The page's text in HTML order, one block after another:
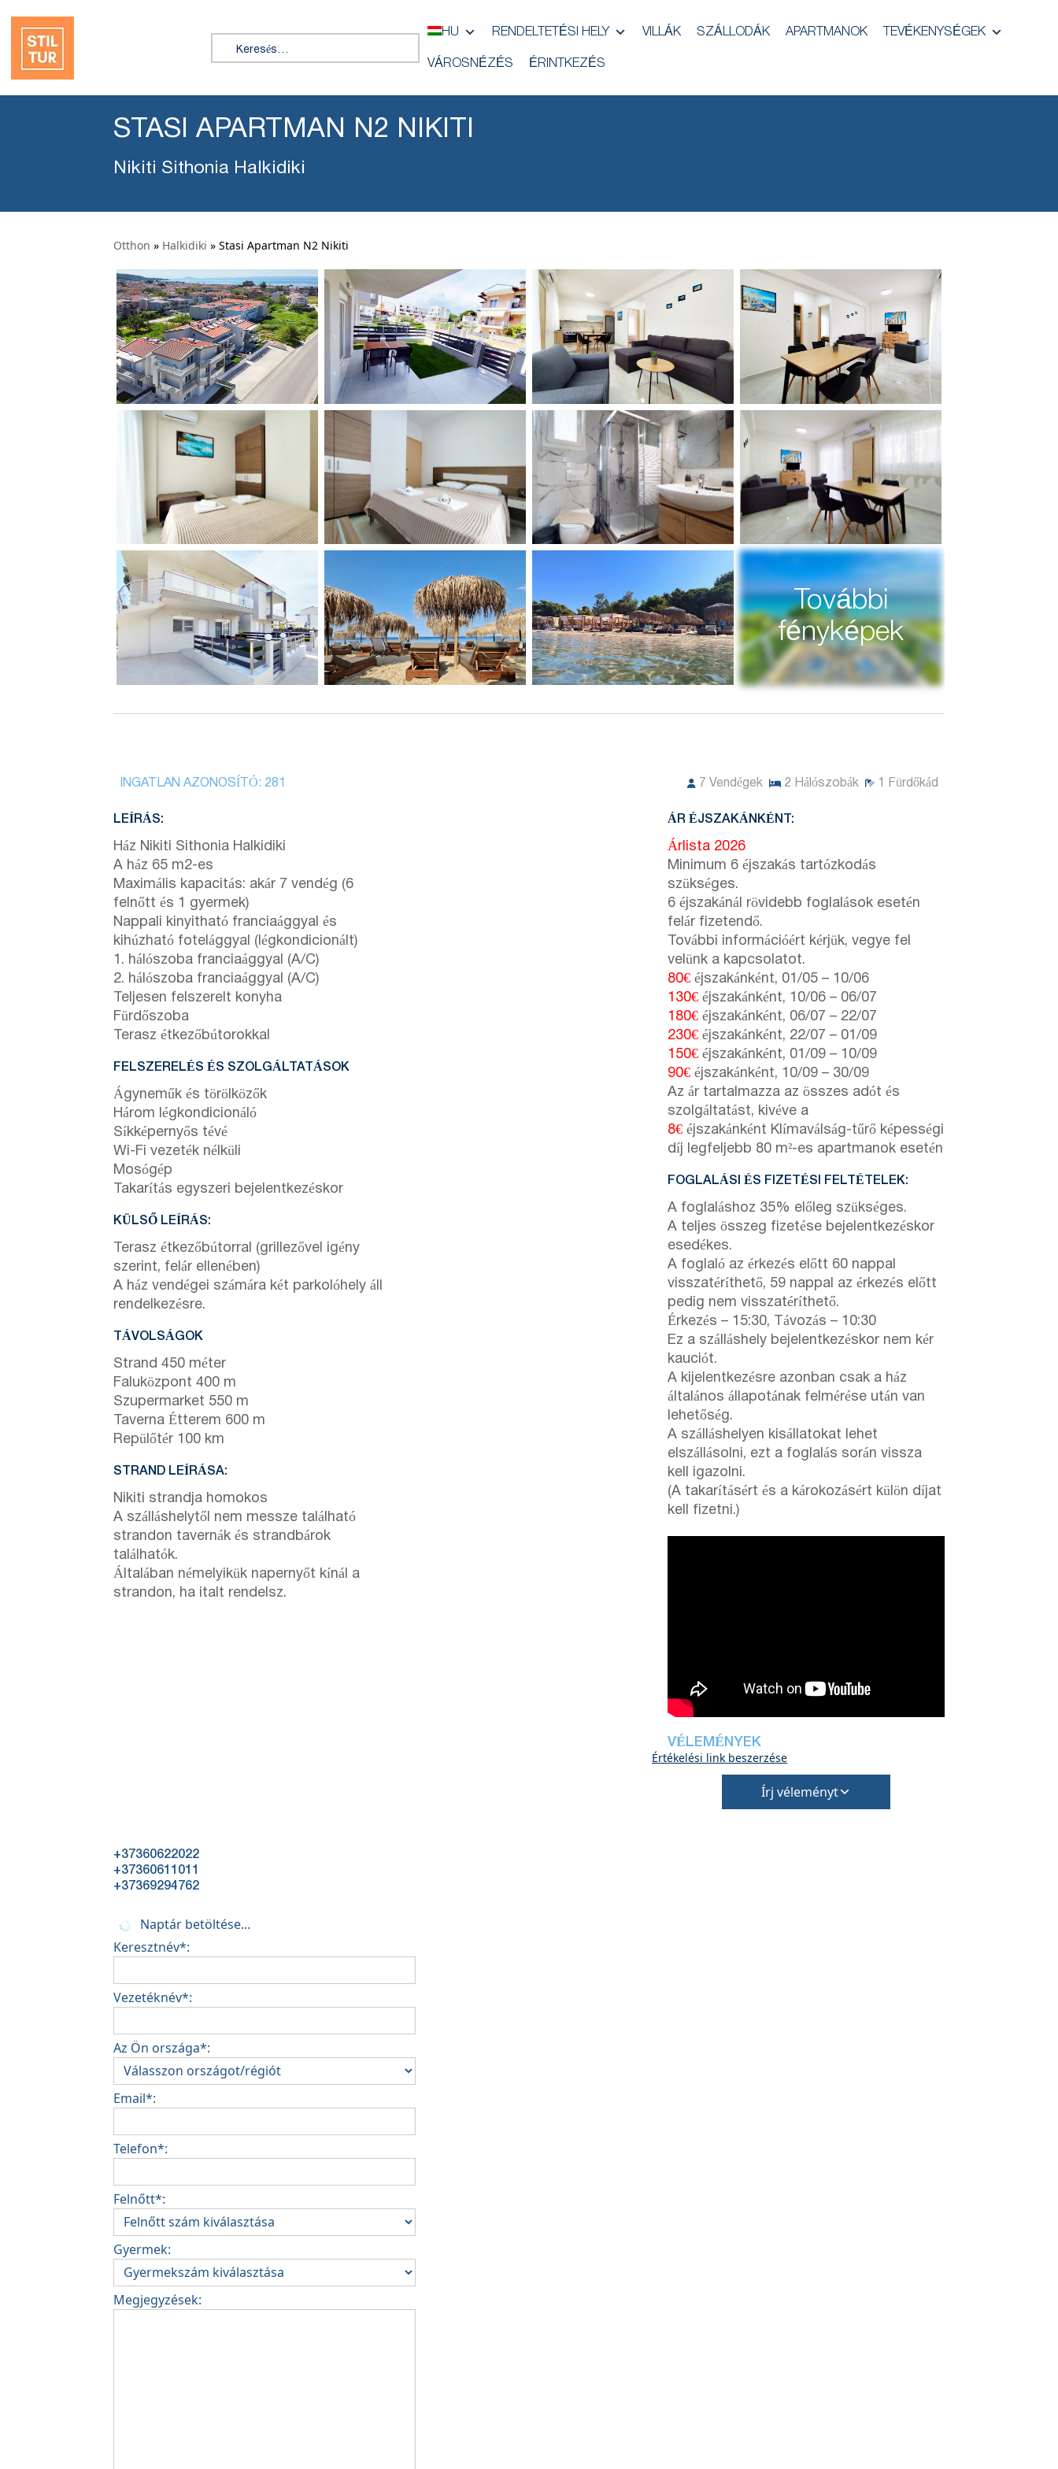
Keresés:
HU RENDELTETÉSI HELY VILLÁK SZÁLLODÁK APARTMANOK TEVÉKENYSÉGEK
VÁROSNÉZÉS ÉRINTKEZÉS
STASI APARTMAN N2 NIKITI
Nikiti Sithonia Halkidiki
Otthon » Halkidiki » Stasi Apartman N2 Nikiti
További
fényképek
INGATLAN AZONOSÍTÓ: 281 7 Vendégek 2 Hálószobák 1 Fürdőkád
LEÍRÁS:
Ház Nikiti Sithonia Halkidiki
A ház 65 m2-es
Maximális kapacitás: akár 7 vendég (6
felnőtt és 1 gyermek)
Nappali kinyitható franciaággyal és
kihúzható fotelággyal (légkondicionált)
1. hálószoba franciaággyal (A/C)
2. hálószoba franciaággyal (A/C)
Teljesen felszerelt konyha
Fürdőszoba
Terasz étkezőbútorokkal
FELSZERELÉS ÉS SZOLGÁLTATÁSOK
Ágyneműk és törölközők
Három légkondicionáló
Síkképernyős tévé
Wi-Fi vezeték nélküli
Mosógép
Takarítás egyszeri bejelentkezéskor
KÜLSŐ LEÍRÁS:
Terasz étkezőbútorral (grillezővel igény
szerint, felár ellenében)
A ház vendégei számára két parkolóhely áll
rendelkezésre.
TÁVOLSÁGOK
Strand 450 méter
Faluközpont 400 m
Szupermarket 550 m
Taverna Étterem 600 m
Repülőtér 100 km
STRAND LEÍRÁSA:
Nikiti strandja homokos
A szálláshelytől nem messze található
strandon tavernák és strandbárok
találhatók.
Általában némelyikük napernyőt kínál a
strandon, ha italt rendelsz.
ÁR ÉJSZAKÁNKÉNT:
Árlista 2026
Minimum 6 éjszakás tartózkodás
szükséges.
6 éjszakánál rövidebb foglalások esetén
felár fizetendő.
További információért kérjük, vegye fel
velünk a kapcsolatot.
80€ éjszakánként, 01/05 – 10/06
130€ éjszakánként, 10/06 – 06/07
180€ éjszakánként, 06/07 – 22/07
230€ éjszakánként, 22/07 – 01/09
150€ éjszakánként, 01/09 – 10/09
90€ éjszakánként, 10/09 – 30/09
Az ár tartalmazza az összes adót és
szolgáltatást, kivéve a
8€ éjszakánként Klímaválság-tűrő képességi
díj legfeljebb 80 m²-es apartmanok esetén
FOGLALÁSI ÉS FIZETÉSI FELTÉTELEK:
A foglaláshoz 35% előleg szükséges.
A teljes összeg fizetése bejelentkezéskor
esedékes.
A foglaló az érkezés előtt 60 nappal
visszatéríthető, 59 nappal az érkezés előtt
pedig nem visszatéríthető.
Érkezés – 15:30, Távozás – 10:30
Ez a szálláshely bejelentkezéskor nem kér
kauciót.
A kijelentkezésre azonban csak a ház
általános állapotának felmérése után van
lehetőség.
A szálláshelyen kisállatokat lehet
elszállásolni, ezt a foglalás során vissza
kell igazolni.
(A takarításért és a károkozásért külön díjat
kell fizetni.)
VÉLEMÉNYEK
Értékelési link beszerzése
Írj véleményt
+37360622022
+37360611011
+37369294762
Naptár betöltése...
Keresztnév*:
Vezetéknév*:
Az Ön országa*:
Email*:
Telefon*:
Felnőtt*:
Gyermek:
Megjegyzések: